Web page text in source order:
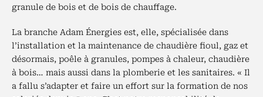
granule de bois et de bois de chauffage.
La branche Adam Énergies est, elle, spécialisée dans
l’installation et la maintenance de chaudière fioul, gaz et
désormais, poêle à granules, pompes à chaleur, chaudière
à bois… mais aussi dans la plomberie et les sanitaires. « Il
a fallu s’adapter et faire un effort sur la formation de nos